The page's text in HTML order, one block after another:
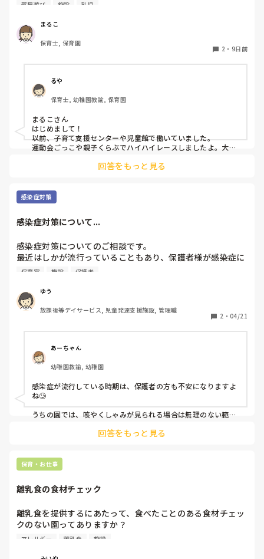
部屋遊び 施設 乳児
まるこ
保育士, 保育園
2 ・ 9日前
るや
保育士, 幼稚園教諭, 保育園
まるこさん
はじめまして！
以前、子育て支援センターや児童館で働いていました。
運動会ごっこや親子くらぶでハイハイレースしましたよ。大盛
時期は秋以降ならハイハイできる子が増えて盛り上がると思い
あまりないので、保護者の方々は喜んでいらっしゃいました
よ。
遠くて泣いて動けない子、まっすぐ進まず寄り道したままの子
る方に出来る出来ないではなくて、今のお子様の発達段階を楽
しんでいただけるように説明はしました。
楽しい催しになると良いですね！
回答をもっと見る
感染症対策
感染症対策について...
感染症対策についてのご相談です。
最近はしかが流行っていることもあり、保護者様が感染症に
敏感になっているように感じます。
部屋にしてほしい」などの要望をいただくこともあります。
施設としても対応には限界がありますし、一般的な風邪を引
いている子どもが白い目で見られてしまうのもかわいそうだ
同じような経験されている方、いませんか？😭
保育室 施設 保護者
ゆう
放課後等デイサービス, 児童発達支援施設, 管理職
2 ・ 04/21
あーちゃん
幼稚園教諭, 幼稚園
感染症が流行している時期は、保護者の方も不安になりますよ
ね🥲
うちの園では、咳やくしゃみが見られる場合は無理のない範囲
あわせて、こまめな手洗いや換気、玩具の消毒など、基本的な
ただ、すべてを完全に分けることは難しいため、園で行ってい
る対策については日頃から保護者の方にもお伝えするようにし
少しでも安心していただけるよう、できる範囲で対応している
回答をもっと見る
保育・お仕事
離乳食の食材チェック
離乳食を提供するにあたって、食べたことのある食材チェッ
クのない園ってありますか？
アレルギー 離乳食 施設